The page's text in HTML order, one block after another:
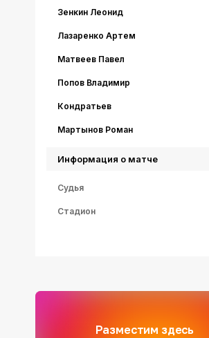
Зенкин Леонид
Лазаренко Артем
Матвеев Павел
Попов Владимир
Кондратьев
Мартынов Роман
Информация о матче
Судья
Стадион
Разместим здесь